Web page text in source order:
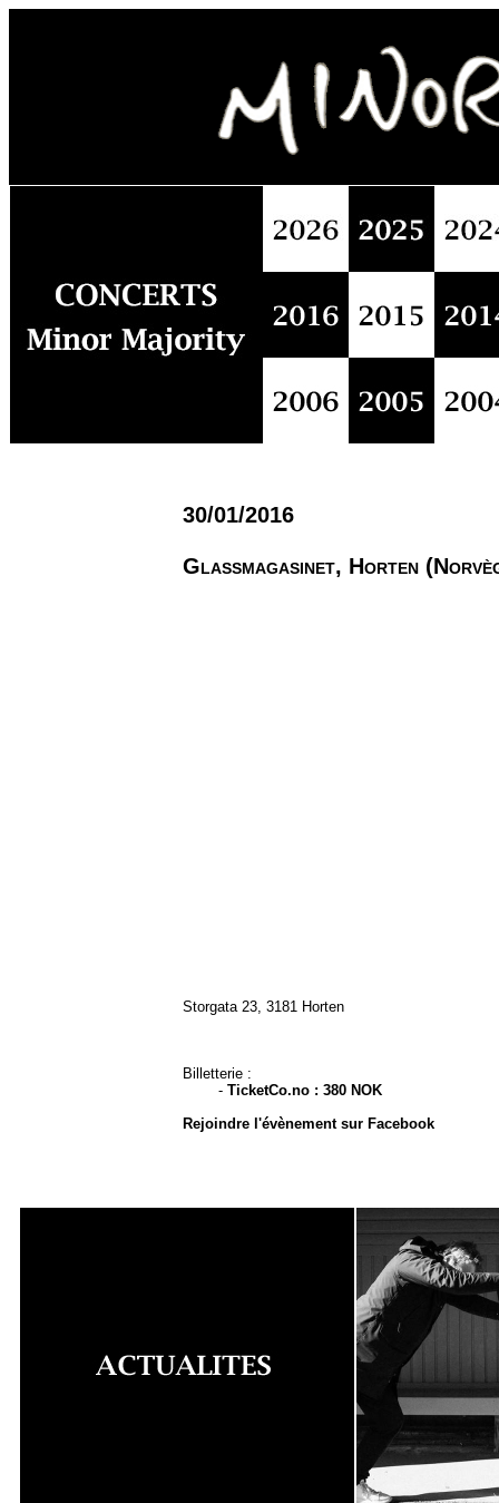
30/01/2016
Glassmagasinet, Horten
Storgata 23, 3181 Horten
Billetterie :
- TicketCo.no : 380 NOK
Rejoindre l'évènement sur Facebook